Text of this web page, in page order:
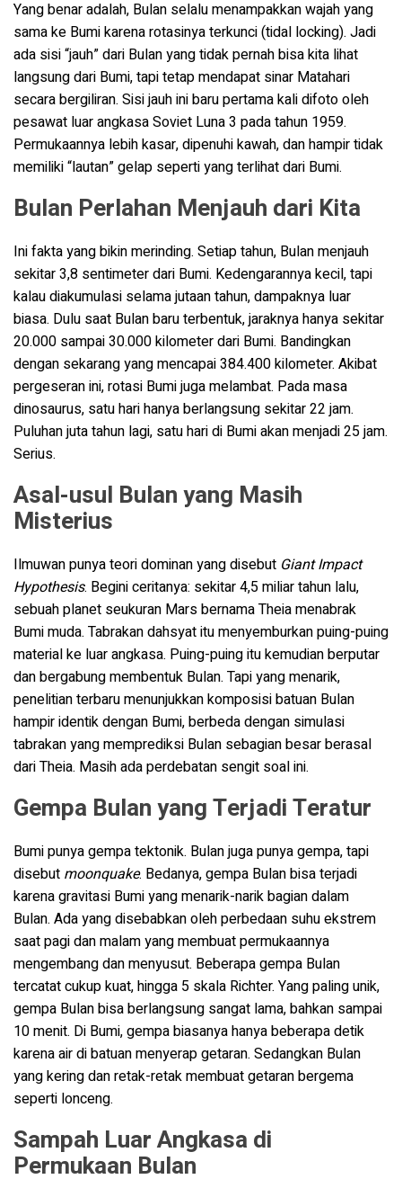
Yang benar adalah, Bulan selalu menampakkan wajah yang
sama ke Bumi karena rotasinya terkunci (tidal locking). Jadi
ada sisi “jauh” dari Bulan yang tidak pernah bisa kita lihat
langsung dari Bumi, tapi tetap mendapat sinar Matahari
secara bergiliran. Sisi jauh ini baru pertama kali difoto oleh
pesawat luar angkasa Soviet Luna 3 pada tahun 1959.
Permukaannya lebih kasar, dipenuhi kawah, dan hampir tidak
memiliki “lautan” gelap seperti yang terlihat dari Bumi.
Bulan Perlahan Menjauh dari Kita
Ini fakta yang bikin merinding. Setiap tahun, Bulan menjauh
sekitar 3,8 sentimeter dari Bumi. Kedengarannya kecil, tapi
kalau diakumulasi selama jutaan tahun, dampaknya luar
biasa. Dulu saat Bulan baru terbentuk, jaraknya hanya sekitar
20.000 sampai 30.000 kilometer dari Bumi. Bandingkan
dengan sekarang yang mencapai 384.400 kilometer. Akibat
pergeseran ini, rotasi Bumi juga melambat. Pada masa
dinosaurus, satu hari hanya berlangsung sekitar 22 jam.
Puluhan juta tahun lagi, satu hari di Bumi akan menjadi 25 jam.
Serius.
Asal-usul Bulan yang Masih
Misterius
Ilmuwan punya teori dominan yang disebut Giant Impact
Hypothesis. Begini ceritanya: sekitar 4,5 miliar tahun lalu,
sebuah planet seukuran Mars bernama Theia menabrak
Bumi muda. Tabrakan dahsyat itu menyemburkan puing-puing
material ke luar angkasa. Puing-puing itu kemudian berputar
dan bergabung membentuk Bulan. Tapi yang menarik,
penelitian terbaru menunjukkan komposisi batuan Bulan
hampir identik dengan Bumi, berbeda dengan simulasi
tabrakan yang memprediksi Bulan sebagian besar berasal
dari Theia. Masih ada perdebatan sengit soal ini.
Gempa Bulan yang Terjadi Teratur
Bumi punya gempa tektonik. Bulan juga punya gempa, tapi
disebut moonquake. Bedanya, gempa Bulan bisa terjadi
karena gravitasi Bumi yang menarik-narik bagian dalam
Bulan. Ada yang disebabkan oleh perbedaan suhu ekstrem
saat pagi dan malam yang membuat permukaannya
mengembang dan menyusut. Beberapa gempa Bulan
tercatat cukup kuat, hingga 5 skala Richter. Yang paling unik,
gempa Bulan bisa berlangsung sangat lama, bahkan sampai
10 menit. Di Bumi, gempa biasanya hanya beberapa detik
karena air di batuan menyerap getaran. Sedangkan Bulan
yang kering dan retak-retak membuat getaran bergema
seperti lonceng.
Sampah Luar Angkasa di
Permukaan Bulan